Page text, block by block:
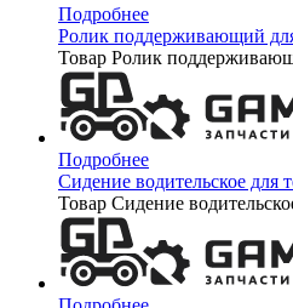
Подробнее
Ролик поддерживающий
Товар Ролик
Подробнее
Сидение водительское для
Товар Сидение